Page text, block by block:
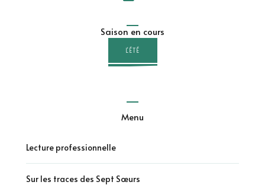
Saison en cours
L'ÉTÉ
Menu
Lecture professionnelle
Sur les traces des Sept Sœurs